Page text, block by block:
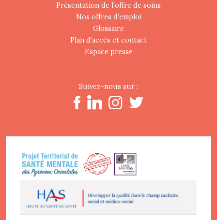
Présentation de l’offre de soins
Nos offres d’emploi
Glossaire
Plan d’accès et contact
Espace presse
Suivez-nous sur :